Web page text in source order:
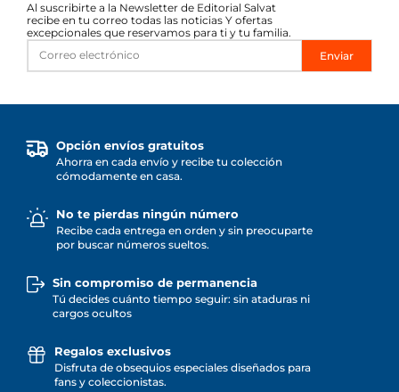
Al suscribirte a la Newsletter de Editorial Salvat
recibe en tu correo todas las noticias Y ofertas
excepcionales que reservamos para ti y tu familia.
Enviar
Opción envíos gratuitos
Ahorra en cada envío y recibe tu colección
cómodamente en casa.
No te pierdas ningún número
Recibe cada entrega en orden y sin preocuparte
por buscar números sueltos.
Sin compromiso de permanencia
Tú decides cuánto tiempo seguir: sin ataduras ni
cargos ocultos
Regalos exclusivos
Disfruta de obsequios especiales diseñados para
fans y coleccionistas.